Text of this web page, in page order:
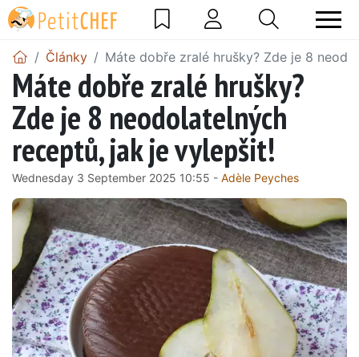
Články Máte dobře zralé hrušky? Zde je 8
Máte dobře zralé hrušky?
Zde je 8 neodolatelných
receptů, jak je vylepšit!
Wednesday 3 September 2025 10:55 - Adèle Peyches